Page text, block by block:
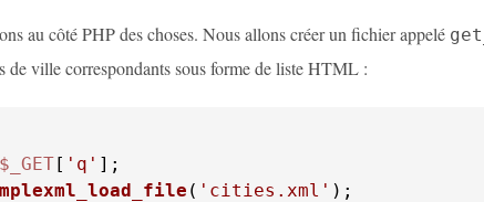
au côté PHP des choses. Nous allons créer un fichier appelé
de ville correspondants sous forme de liste HTML :
$_GET[ 'q'
( 'cities.xml'